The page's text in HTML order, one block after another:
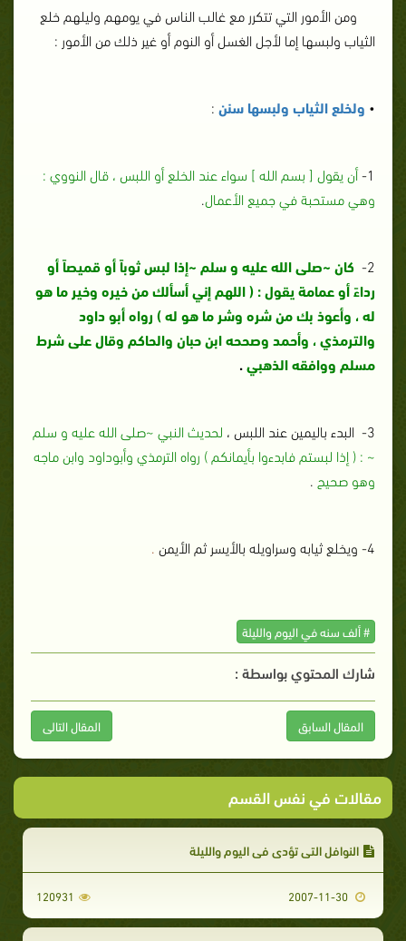
ومن الأمور التي تتكرر مع غالب الناس في يومهم وليلهم خلع
الثياب ولبسها إما لأجل الغسل أو النوم أو غير ذلك من الأمور :
• ولخلع الثياب ولبسها سنن :
1- أن يقول [ بسم الله ] سواء عند الخلع أو اللبس ، قال النووي :
وهي مستحبة في جميع الأعمال.
2-
كان ~صلى الله عليه و سلم ~إذا لبس ثوباً أو قميصاً أو
رداءً أو عمامة يقول : ( اللهم إني أسألك من خيره وخير ما هو
له ، وأعوذ بك من شره وشر ما هو له ) رواه أبو داود
والترمذي ، وأحمد وصححه ابن حبان والحاكم وقال على شرط
مسلم ووافقه الذهبي.
3- البدء باليمين عند اللبس ،
لحديث النبي ~صلى الله عليه و سلم
~ : ( إذا لبستم فابدءوا بأيمانكم ) رواه الترمذي وأبوداود وابن ماجه
وهو صحيح .
4- ويخلع ثيابه وسراويله بالأيسر ثم الأيمن .
# ألف سنه في اليوم والليلة
شارك المحتوي بواسطة :
المقال السابق المقال التالى
مقالات في نفس القسم
النوافل التي تؤدى في اليوم والليلة
120931